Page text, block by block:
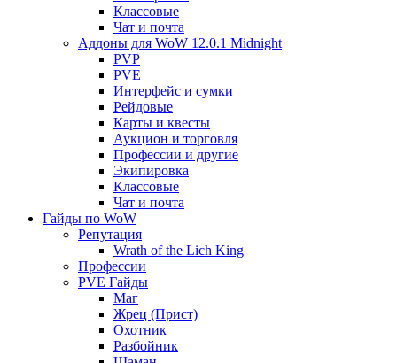
Классовые
Чат и почта
Аддоны для WoW 12.0.1 Midnight
PVP
PVE
Интерфейс и сумки
Рейдовые
Карты и квесты
Аукцион и торговля
Профессии и другие
Экипировка
Классовые
Чат и почта
Гайды по WoW
Репутация
Wrath of the Lich King
Профессии
PVE Гайды
Маг
Жрец (Прист)
Охотник
Разбойник